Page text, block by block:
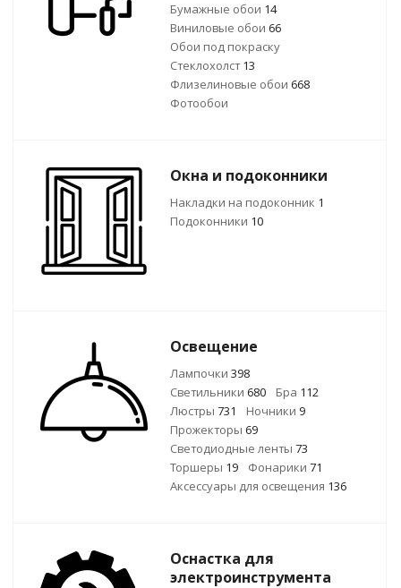
Бумажные обои 14
Виниловые обои 66
Обои под покраску
Стеклохолст13
Флизелиновые обои 668
Фотообои
Окна и подоконники
Накладки на подоконник 1
Подоконники 10
Освещение
Лампочки 398
Светильники 680 Бра 112
Люстры 731 Ночники 9
Прожекторы 69
Светодиодные ленты 73
Торшеры 19 Фонарики 71
Аксессуары для освещения 136
Оснастка для
электроинструмента